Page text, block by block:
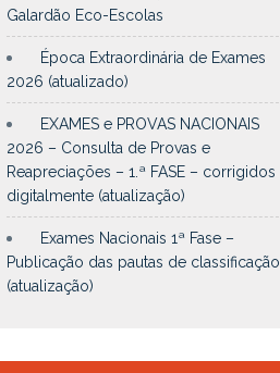
Galardão Eco-Escolas
Época Extraordinária de Exames
2026 (atualizado)
EXAMES e PROVAS NACIONAIS
2026 – Consulta de Provas e
Reapreciações – 1.ª FASE – corrigidos
digitalmente (atualização)
Exames Nacionais 1ª Fase –
Publicação das pautas de classificação
(atualização)